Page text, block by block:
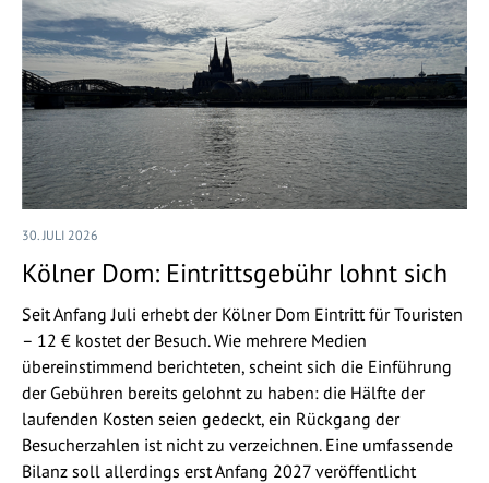
30. JULI 2026
Kölner Dom: Eintrittsgebühr lohnt sich
Seit Anfang Juli erhebt der Kölner Dom Eintritt für Touristen
– 12 € kostet der Besuch. Wie mehrere Medien
übereinstimmend berichteten, scheint sich die Einführung
der Gebühren bereits gelohnt zu haben: die Hälfte der
laufenden Kosten seien gedeckt, ein Rückgang der
Besucherzahlen ist nicht zu verzeichnen. Eine umfassende
Bilanz soll allerdings erst Anfang 2027 veröffentlicht